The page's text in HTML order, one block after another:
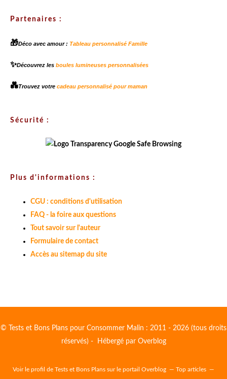
Partenaires :
🎁Déco avec amour : Tableau personnalisé Famille
✨Découvrez les boules lumineuses personnalisées
💑Trouvez votre cadeau personnalisé pour maman
Sécurité :
Plus d'informations :
CGU : conditions d'utilisation
FAQ - la foire aux questions
Tout savoir sur l'auteur
Formulaire de contact
Accès au sitemap du site
© Tests et Bons Plans pour Consommer Malin : 2011 - 2026 (tous droits
réservés) - Hébergé par Overblog
Voir le profil de Tests et Bons Plans sur le portail Overblog Top articles